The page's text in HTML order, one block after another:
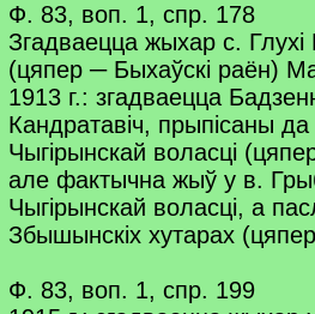
Ф. 83, воп. 1, спр. 178
Згадваецца жыхар с. Глухі
(цяпер ─ Быхаўскі раён)
1913 г.: згадваецца
Кандратавіч, прыпісаны
Чыгірынскай воласці
але фактычна жыў у в.
Чыгірынскай воласці, а
Збышынскіх хутарах
Ф. 83, воп. 1, спр. 199